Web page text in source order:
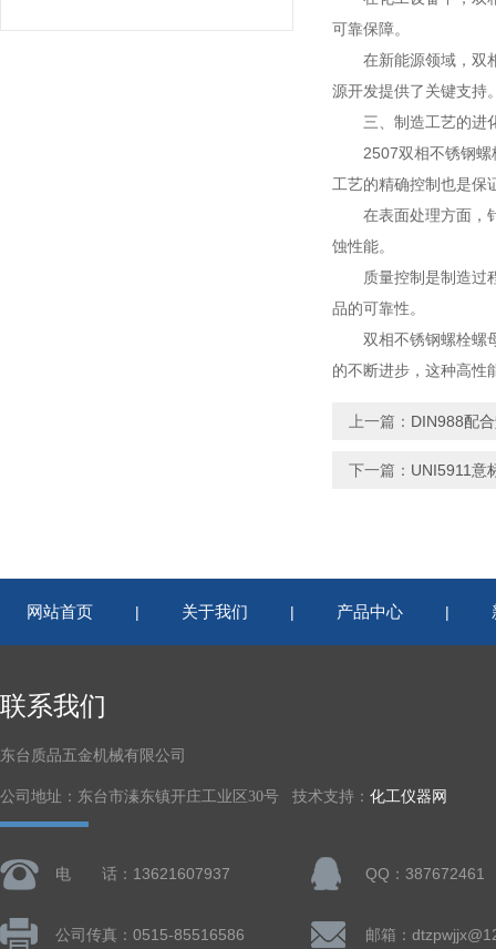
可靠保障。
在新能源领域，双相
源开发提供了关键支持
三、制造工艺的进
2507双相不锈钢螺栓
工艺的精确控制也是保
在表面处理方面，针
蚀性能。
质量控制是制造过程
品的可靠性。
双相不锈钢螺栓螺母
的不断进步，这种高性
上一篇： DIN988配
下一篇： UNI5911意
网站首页 | 关于我们 | 产品中心 |
联系我们
东台质品五金机械有限公司
公司地址：东台市溱东镇开庄工业区30号 技术支持： 化工仪器网
电 话：13621607937 QQ：387672461
公司传真：0515-85516586 邮箱：